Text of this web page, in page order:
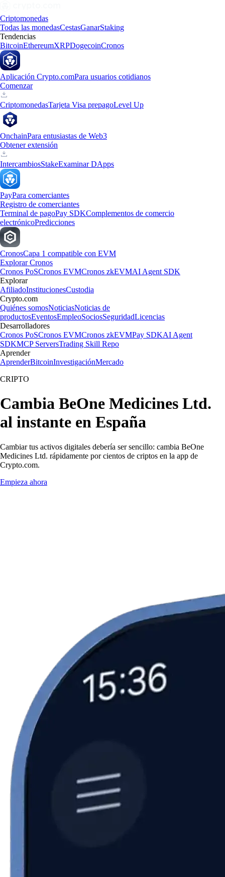
Criptomonedas
Todas las monedasCestasGanarStaking
Tendencias
BitcoinEthereumXRPDogecoinCronos
Aplicación Crypto.comPara usuarios cotidianos
Comenzar
CriptomonedasTarjeta Visa prepagoLevel Up
OnchainPara entusiastas de Web3
Obtener extensión
IntercambiosStakeExaminar DApps
PayPara comerciantes
Registro de comerciantes
Terminal de pagoPay SDKComplementos de comercio
electrónicoPredicciones
CronosCapa 1 compatible con EVM
Explorar Cronos
Cronos PoSCronos EVMCronos zkEVMAI Agent SDK
Explorar
AfiliadoInstitucionesCustodia
Crypto.com
Quiénes somosNoticiasNoticias de
productosEventosEmpleoSociosSeguridadLicencias
Desarrolladores
Cronos PoSCronos EVMCronos zkEVMPay SDKAI Agent
SDKMCP ServersTrading Skill Repo
Aprender
AprenderBitcoinInvestigaciónMercado
CRIPTO
Cambia BeOne Medicines Ltd.
al instante en España
Cambiar tus activos digitales debería ser sencillo: cambia BeOne
Medicines Ltd. rápidamente por cientos de criptos en la app de
Crypto.com.
Empieza ahora